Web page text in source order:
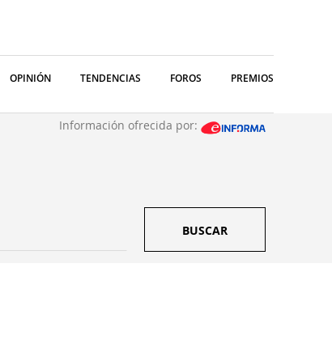
OPINIÓN TENDENCIAS FOROS PREMIOS
Información ofrecida por:
BUSCAR